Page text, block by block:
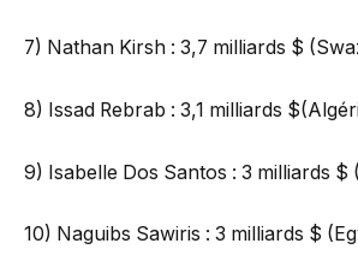
7) Nathan Kirsh : 3,7 milliards $
8) Issad Rebrab : 3,1 milliards
9) Isabelle Dos Santos : 3 milliards $
10) Naguibs Sawiris : 3 milliards $